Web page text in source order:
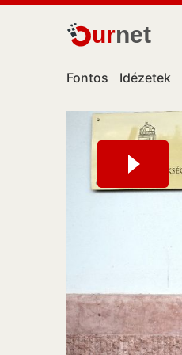
urnet
Fontos Idézetek